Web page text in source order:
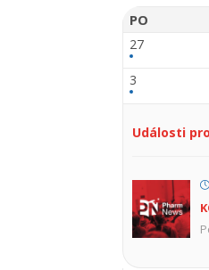
PO
27
3
Události